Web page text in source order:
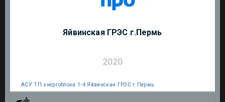
Яйвинская ГРЭС г.Пермь
2020
АСУ ТП энергоблока 1-4 Яйвинская ГРЭС г.Пермь